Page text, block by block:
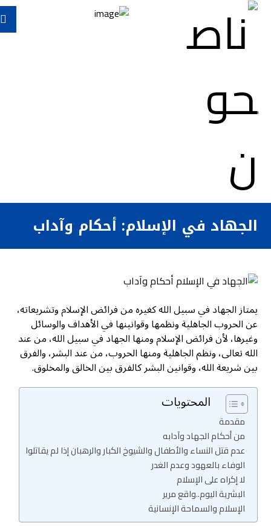
الجهاد في الإسلام: أحکام وآداب
يمتاز الجهاد في سبيل الله كغيره من فرائض الإسلام وتشريعاته،
عن الحروب الجاهلية ونظمها وقوانينها في الأهداف والوسائل
وغيرها، لأن فرائض الإسلام ومنها الجهاد في سبيل الله، من عند
الله تعالى، ونظم الجاهلية ومنها الحروب، من عند البشر، والفرق
بين شريعة الله، وقوانين البشر كالفرق بين الخالق والمخلوق.
المحتويات
مقدمة
من أحكام الجهاد وآدابه
عدم قتل النساء والأطفال والشيوخ الكبار والرهبان إذا لم يقاتلوا
الوفاء بالعهود وعدم الغدر
لا إكراه على الإسلام
البشرية اليوم..واقع مرير
الإسلام والسماحة الإنسانية